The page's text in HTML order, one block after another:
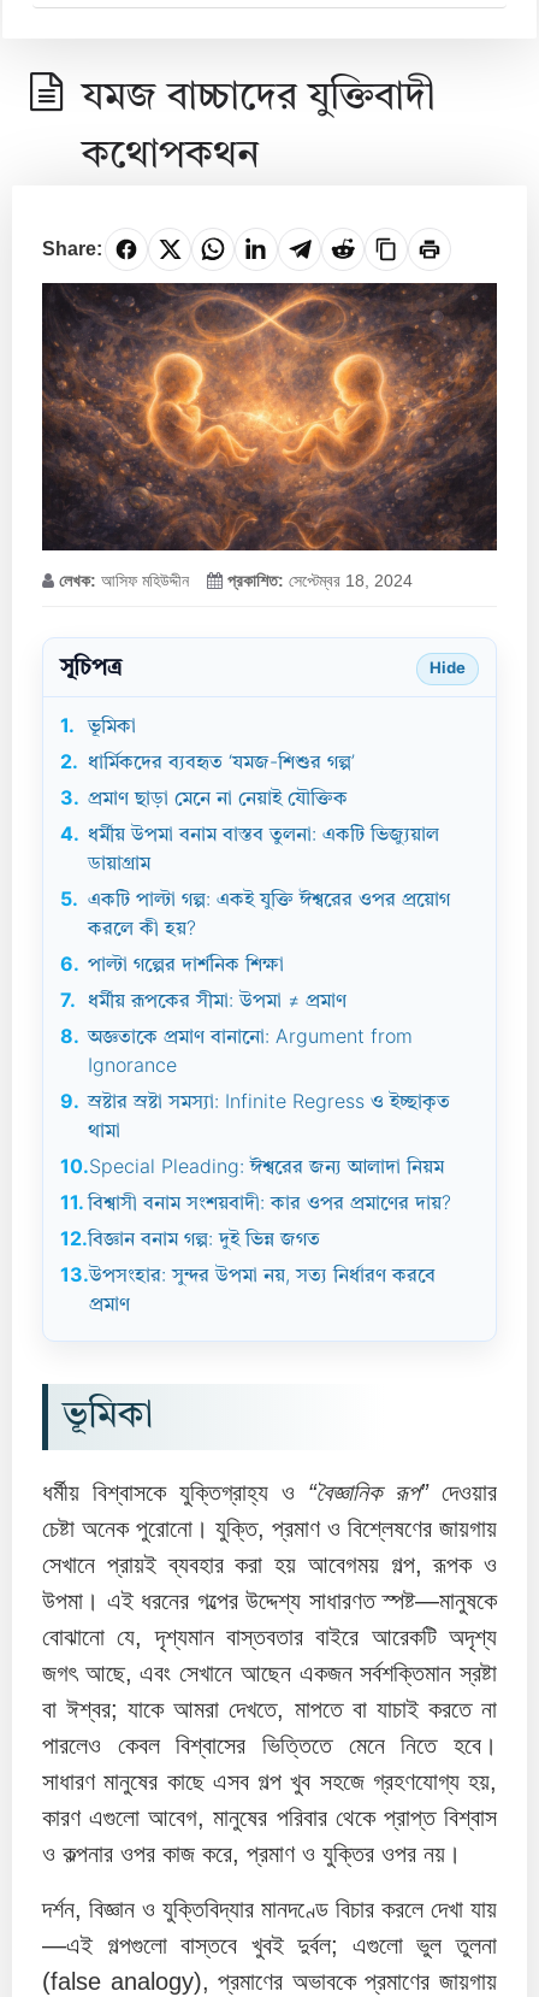
যমজ বাচ্চাদের যুক্তিবাদী
কথোপকথন
Share:
লেখক: আসিফ মহিউদ্দীন প্রকাশিত: সেপ্টেম্বর 18, 2024
সূচিপত্র Hide
1.
ভূমিকা
2. ধার্মিকদের ব্যবহৃত ‘যমজ-শিশুর গল্প’
3. প্রমাণ ছাড়া মেনে না নেয়াই যৌক্তিক
4. ধর্মীয় উপমা বনাম বাস্তব তুলনা: একটি ভিজ্যুয়াল
ডায়াগ্রাম
5. একটি পাল্টা গল্প: একই যুক্তি ঈশ্বরের ওপর প্রয়োগ
করলে কী হয়?
6. পাল্টা গল্পের দার্শনিক শিক্ষা
7.
ধর্মীয় রূপকের সীমা: উপমা ≠ প্রমাণ
8. অজ্ঞতাকে প্রমাণ বানানো: Argument from
Ignorance
9. স্রষ্টার স্রষ্টা সমস্যা: Infinite Regress ও ইচ্ছাকৃত
থামা
10.Special Pleading: ঈশ্বরের জন্য আলাদা নিয়ম
11. বিশ্বাসী বনাম সংশয়বাদী: কার ওপর প্রমাণের দায়?
12.বিজ্ঞান বনাম গল্প: দুই ভিন্ন জগত
13.উপসংহার: সুন্দর উপমা নয়, সত্য নির্ধারণ করবে
প্রমাণ
ভূমিকা
ধর্মীয় বিশ্বাসকে যুক্তিগ্রাহ্য ও “বৈজ্ঞানিক রূপ” দেওয়ার
চেষ্টা অনেক পুরোনো। যুক্তি, প্রমাণ ও বিশ্লেষণের জায়গায়
সেখানে প্রায়ই ব্যবহার করা হয় আবেগময় গল্প, রূপক ও
উপমা। এই ধরনের গল্পের উদ্দেশ্য সাধারণত স্পষ্ট—মানুষকে
বোঝানো যে, দৃশ্যমান বাস্তবতার বাইরে আরেকটি অদৃশ্য
জগৎ আছে, এবং সেখানে আছেন একজন সর্বশক্তিমান স্রষ্টা
বা ঈশ্বর; যাকে আমরা দেখতে, মাপতে বা যাচাই করতে না
পারলেও কেবল বিশ্বাসের ভিত্তিতে মেনে নিতে হবে।
সাধারণ মানুষের কাছে এসব গল্প খুব সহজে গ্রহণযোগ্য হয়,
কারণ এগুলো আবেগ, মানুষের পরিবার থেকে প্রাপ্ত বিশ্বাস
ও কল্পনার ওপর কাজ করে, প্রমাণ ও যুক্তির ওপর নয়।
দর্শন, বিজ্ঞান ও যুক্তিবিদ্যার মানদণ্ডে বিচার করলে দেখা যায়
—এই গল্পগুলো বাস্তবে খুবই দুর্বল; এগুলো ভুল তুলনা
(false analogy), প্রমাণের অভাবকে প্রমাণের জায়গায়